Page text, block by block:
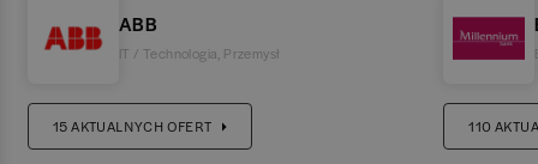
ABB
IT / Technologia Przemysł
15AKTUALNYCH OFERT 110